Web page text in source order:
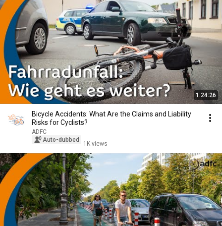
1:24:26
Bicycle Accidents: What Are the Claims and Liability
Risks for Cyclists?
ADFC
Auto-dubbed
1K views